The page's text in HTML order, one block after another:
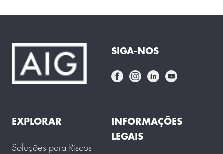
SIGA-NOS
EXPLORAR
Soluções para Riscos
INFORMAÇÕES
LEGAIS